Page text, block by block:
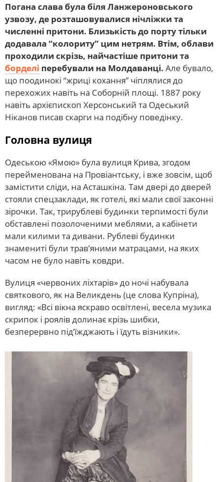
Погана слава була біля Ланжероновського
узвозу, де розташовувалися нічліжки та
численні притони. Близькість до порту тільки
додавала “колориту” цим нетрям. Втім, облави
проходили скрізь, найчастіше притони та
борделі перебували на Молдаванці. Але бувало,
що поодинокі “жриці кохання” чіплялися до
перехожих навіть на Соборній площі. 1887 року
навіть архієпископ Херсонський та Одеський
Ніканов писав скарги на подібну поведінку.
Головна вулиця
Одеською «Ямою» була вулиця Крива, згодом
перейменована на Провіантську, і вже зовсім, щоб
замістити сліди, на Асташкіна. Там двері до дверей
стояли спецзаклади, як готелі, які мали свої законні
зірочки. Так, трирублеві будинки терпимості були
обставлені позолоченими меблями, а кабінети
мали килими та дивани. Рублеві будинки
знамениті були трав’яними матрацами, на яких
часом не було навіть ковдри.
Вулиця «червоних ліхтарів» до ночі набувала
святкового, як на Великдень (це слова Купріна),
вигляд: «Всі вікна яскраво освітлені, весела музика
скрипок і роялів долинає крізь шибки,
безперервно під’їжджають і їдуть візники».